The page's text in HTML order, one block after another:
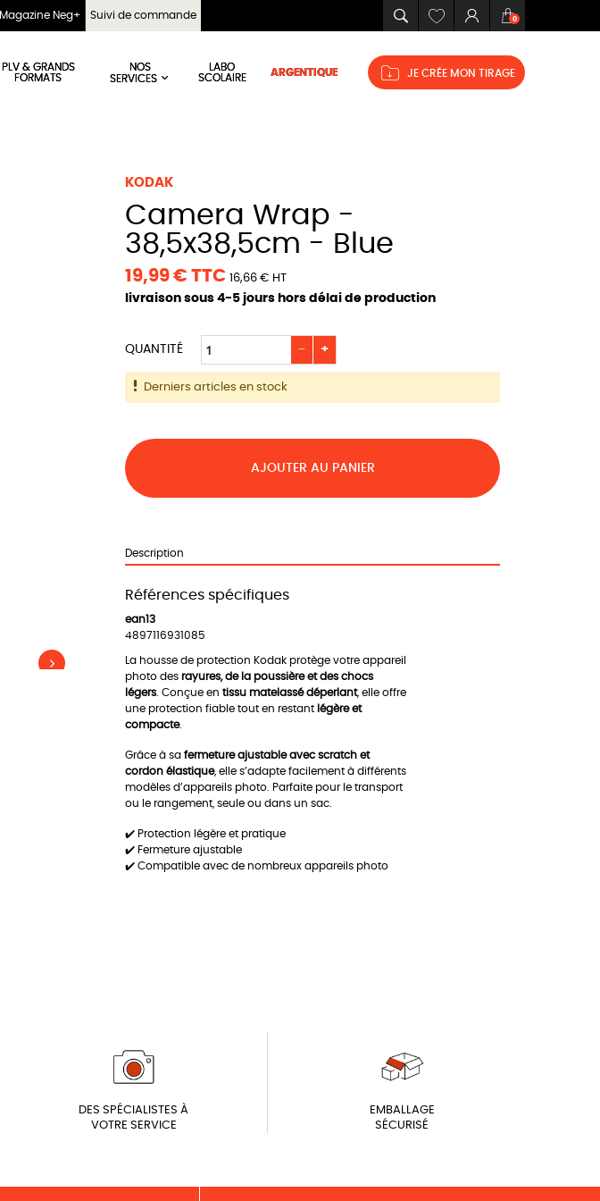
Magazine Neg+ Suivi de commande
Mes
favoris
Connexion
Panier
0
PLV & GRANDS
FORMATS
NOS
SERVICES
LABO
SCOLAIRE
ARGENTIQUE JE CRÉE MON TIRAGE
KODAK
Camera Wrap -
38,5x38,5cm - Blue
19,99 € TTC 16,66 € HT
livraison sous 4-5 jours hors délai de production
QUANTITÉ +
−
Derniers articles en stock
AJOUTER AU PANIER
Description
Références spécifiques
ean13
4897116931085
La housse de protection Kodak protège votre appareil
photo des rayures, de la poussière et des chocs
légers. Conçue en tissu matelassé déperlant, elle offre
une protection fiable tout en restant légère et
compacte.
Grâce à sa fermeture ajustable avec scratch et
cordon élastique, elle s’adapte facilement à différents
modèles d’appareils photo. Parfaite pour le transport
ou le rangement, seule ou dans un sac.
✔️ Protection légère et pratique
✔️ Fermeture ajustable
✔️ Compatible avec de nombreux appareils photo
DES SPÉCIALISTES À
VOTRE SERVICE
EMBALLAGE
SÉCURISÉ